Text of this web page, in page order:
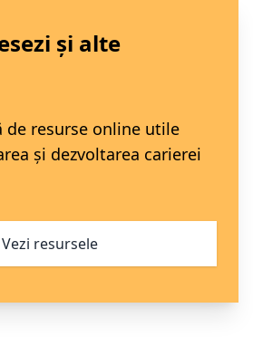
și alte
de resurse online utile
și dezvoltarea carierei
Vezi resursele